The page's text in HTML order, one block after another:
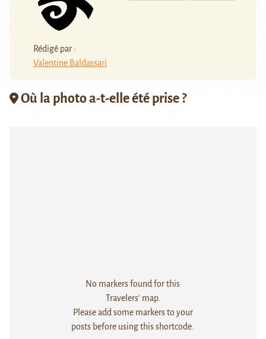
Rédigé par :
Valentine Baldassari
Où la photo a-t-elle été prise ?
No markers found for this
Travelers' map.
Please add some markers to your
posts before using this shortcode.